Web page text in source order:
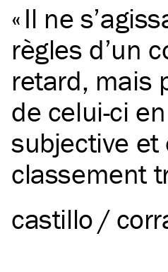
Il ne
règles d’un
retard, mais
de celui-ci
subjective et
classement
castillo /